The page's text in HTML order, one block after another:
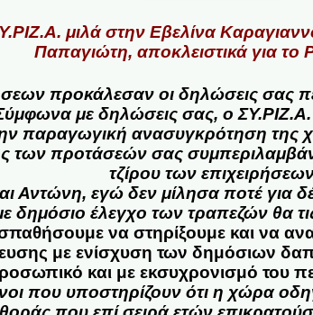
μιλά στην Εβελίνα
Παπαγιώτη, αποκλειστικά για το
προκάλεσαν οι δηλώσεις σας
με δηλώσεις σας, o ΣΥ.ΡΙΖ.Α.
παραγωγική ανασυγκρότηση
των προτάσεών σας
τζίρου των
Αντώνη, εγώ δεν μίλησα ποτέ για
δημόσιο έλεγχο των τραπεζών θα
να στηρίξουμε και να
με ενίσχυση των δημόσιων
και με εκσυχρονισμό του
που υποστηρίζουν ότι η χώρα